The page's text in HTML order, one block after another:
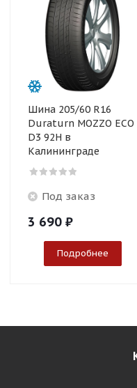
Шина 205/60 R16
Duraturn MOZZO ECO
D3 92H в
Калининграде
Под заказ
3 690 ₽
Подробнее